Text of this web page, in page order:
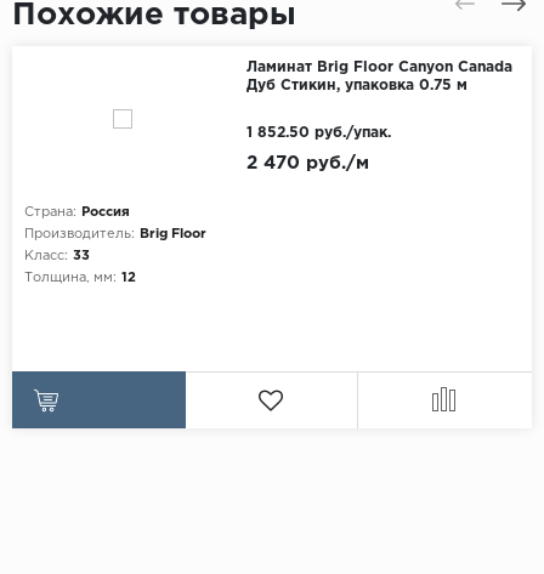
Похожие товары
Ламинат Brig Floor Canyon Canada
Дуб Стикин, упаковка 0.75 м
Страна:
Россия
Производитель:
Brig Floor
Класс: 33
Толщина, мм: 12
2 470 руб./м
1 852.50 руб./упак.